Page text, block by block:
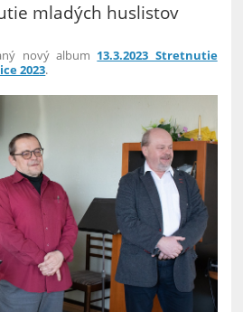
mladých huslistov
nový album 13.3.2023 Stretnutie
2023.